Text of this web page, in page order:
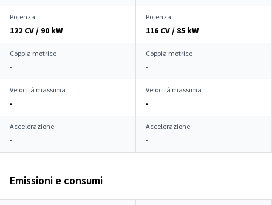
Potenza
122 CV / 90 kW
Potenza
116 CV / 85 kW
Coppia motrice
-
Coppia motrice
-
Velocità massima
-
Velocità massima
-
Accelerazione
-
Accelerazione
-
Emissioni e consumi